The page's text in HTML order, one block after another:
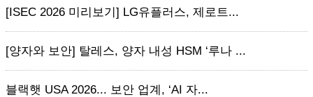
[ISEC 2026 미리보기] LG유플러스, 제로트...
[양자와 보안] 탈레스, 양자 내성 HSM ‘루나 ...
블랙햇 USA 2026... 보안 업계, ‘AI 자...